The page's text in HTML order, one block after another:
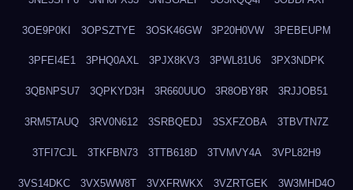
3OE9P0KI 3OPSZTYE 3OSK46GW 3P20H0VW 3PEBEUPM
3PFEI4E1 3PHQ0AXL 3PJX8KV3 3PWL81U6 3PX3NDPK
3QBNPSU7 3QPKYD3H 3R660UUO 3R8OBY8R 3RJJOB51
3RM5TAUQ 3RV0N612 3SRBQEDJ 3SXFZOBA 3TBVTN7Z
3TFI7CJL 3TKFBN73 3TTB618D 3TVMVY4A 3VPL82H9
3VS14DKC 3VX5WW8T 3VXFRWKX 3VZRTGEK 3W3MHD4O